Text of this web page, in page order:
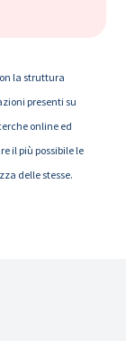
la struttura
presenti su
online ed
il più possibile le
delle stesse.